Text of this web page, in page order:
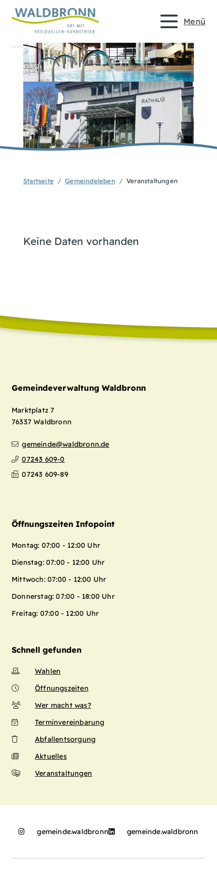
Menü
Startseite Gemeindeleben Veranstaltungen
Keine Daten vorhanden
Gemeindeverwaltung Waldbronn
Marktplatz 7
76337 Waldbronn
gemeinde@waldbronn.de
07243 609-0
07243 609-89
Öffnungszeiten Infopoint
Montag: 07:00 - 12:00 Uhr
Dienstag: 07:00 - 12:00 Uhr
Mittwoch: 07:00 - 12:00 Uhr
Donnerstag: 07:00 - 18:00 Uhr
Freitag: 07:00 - 12:00 Uhr
Schnell gefunden
Wahlen
Öffnungszeiten
Wer macht was?
Terminvereinbarung
Abfallentsorgung
Aktuelles
Veranstaltungen
gemeinde.waldbronn gemeinde.waldbronn